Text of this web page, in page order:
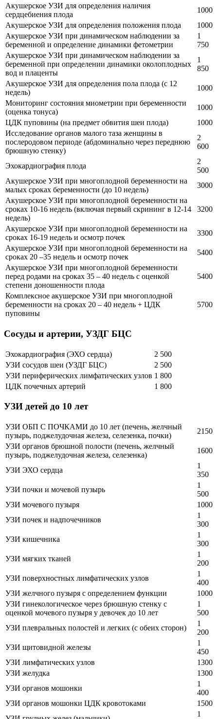
Акушерское УЗИ для определения наличия
сердцебиения плода
1000
Акушерское УЗИ для определения положения плода
1000
Акушерское УЗИ при динамическом наблюдении за
беременной и определение динамики фетометрии
1
750
Акушерское УЗИ при динамическом наблюдении за
беременной при определении динамики околоплодных
вод и плаценты
1
850
Акушерское УЗИ для определения пола плода (с 12
недель)
1000
Мониторинг состояния миометрии при беременности
(оценка тонуса)
1000
ЦДК пуповины (на предмет обвития шеи плода)
1000
Исследование органов малого таза женщины в
послеродовом периоде (абдоминально через переднюю
брюшную стенку)
2
600
Эхокардиография плода
2
500
Акушерское УЗИ при многоплодной беременности на
малых сроках беременности (до 10 недель)
3000
Акушерское УЗИ при многоплодной беременности на
сроках 10-16 недель (включая первый скрининг в 12-14
недель)
3200
Акушерское УЗИ при многоплодной беременности на
сроках 16-19 недель и осмотр почек
3300
Акушерское УЗИ при многоплодной беременности на
сроках 20 –35 недель и осмотр почек
5400
Акушерское УЗИ при многоплодной беременности
перед родами на сроках 35 – 40 недель с оценкой
степени доношенности плода
5400
Комплексное акушерское УЗИ при многоплодной
беременности на сроках 20 – 40 недель + ЦДК
пуповины
5700
Сосуды и артерии, УЗДГ БЦС
Эхокардиография (ЭХО сердца)
2 500
УЗИ сосудов шеи (УЗДГ БЦС)
2 500
УЗИ периферических лимфатических узлов 1 800
ЦДК почечных артерий
1 800
УЗИ детей до 10 лет
УЗИ ОБП С ПОЧКАМИ до 10 лет (печень, желчный
пузырь, поджелудочная железа, селезенка, почки)
2150
УЗИ органов брюшной полости (печень, желчный
пузырь, поджелудочная железа, селезенка)
1600
УЗИ ЭХО сердца
1
350
УЗИ почки и мочевой пузырь
1
500
УЗИ мочевого пузыря
1000
УЗИ почек и надпочечников
1
300
УЗИ кишечника
1
300
УЗИ мягких тканей
1
200
УЗИ поверхностных лимфатических узлов
1
400
УЗИ желчного пузыря с определением функции
1000
УЗИ гинекологическое через брюшную стенку с
оценкой мочевого пузыря у девочек до 10 лет
1
500
УЗИ плевральных полостей и легких (с обеих сторон)
1
200
УЗИ щитовидной железы
1
450
УЗИ лимфатических узлов
1300
УЗИ желудка
1300
УЗИ органов мошонки
1
400
УЗИ органов мошонки ЦДК кровотоками
1500
1